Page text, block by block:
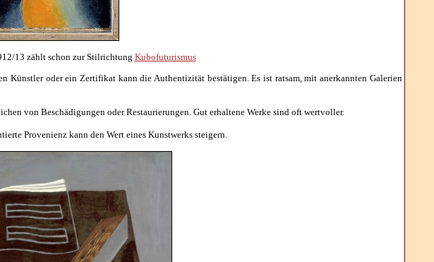
13 zählt schon zur Stilrichtung Kubofuturismus
Künstler oder ein Zertifikat kann die Authentizität bestätigen. Es ist ratsam, mit anerkannten Galerien
von Beschädigungen oder Restaurierungen. Gut erhaltene Werke sind oft wertvoller.
Provenienz kann den Wert eines Kunstwerks steigern.